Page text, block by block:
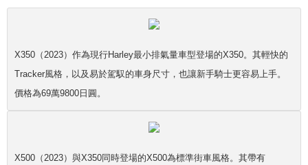
X350（2023）作為現行Harley最小排氣量車型登場的X350。其輕快的
Tracker風格，以及易於駕馭的車身尺寸，也讓新手騎士更容易上手。
價格為69萬9800日圓。
X500（2023）與X350同時登場的X500為標準街車風格。其帶有